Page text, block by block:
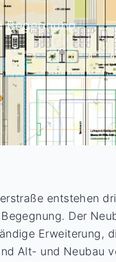
Begegnung
entstehen
Der
Erweiterung,
Alt- und Neubau